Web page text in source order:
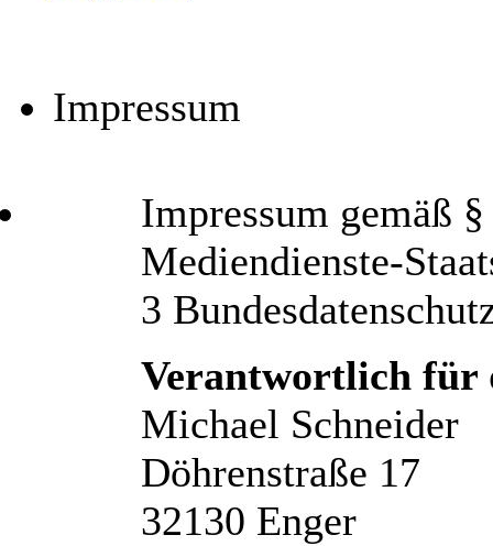
Impressum
Impressum gemäß
Mediendienste-
3
Verantwortlich für
Michael Schneider
Döhrenstraße 17
32130 Enger